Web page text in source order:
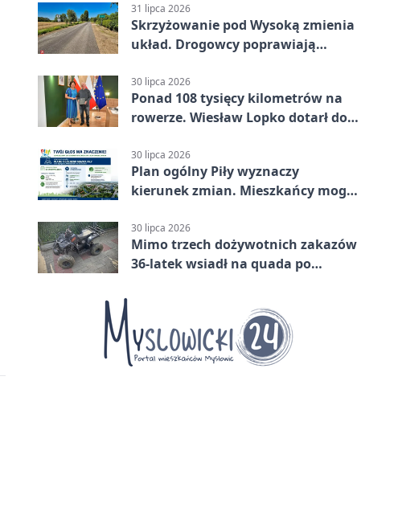
31 lipca 2026
Skrzyżowanie pod Wysoką zmienia
układ. Drogowcy poprawiają
30 lipca 2026
Ponad 108 tysięcy kilometrów na
rowerze. Wiesław Lopko dotarł do
30 lipca 2026
Plan ogólny Piły wyznaczy
kierunek zmian. Mieszkańcy mogą
30 lipca 2026
Mimo trzech dożywotnich zakazów
36-latek wsiadł na quada po